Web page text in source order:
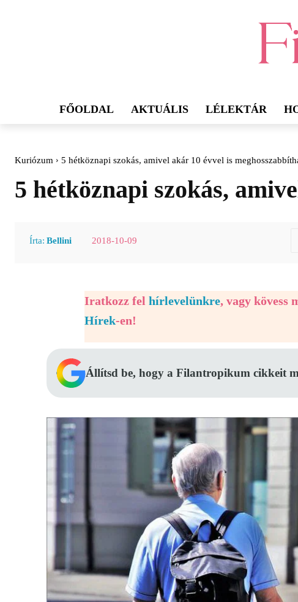
FŐOLDAL AKTUÁLIS LÉLEKTÁR
Kuriózum 5 hétköznapi szokás, amivel akár 10 évvel is
5 hétköznapi szokás,
Írta: Bellini 2018-10-09
Iratkozz fel hírlevelünkre, vagy kövess
Hírek-en!
Állítsd be, hogy a Filantropikum cikkeit